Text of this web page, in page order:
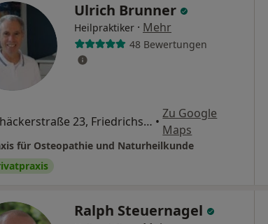
Ulrich Brunner
Heilpraktiker · Mehr
48 Bewertungen
Eichäckerstraße 23, Friedrichsdorf •
Zu Google
Maps
für Osteopathie und Naturheilkunde
Ralph Steuernagel